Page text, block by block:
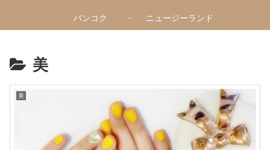
バンコク ニュージーランド
美
美